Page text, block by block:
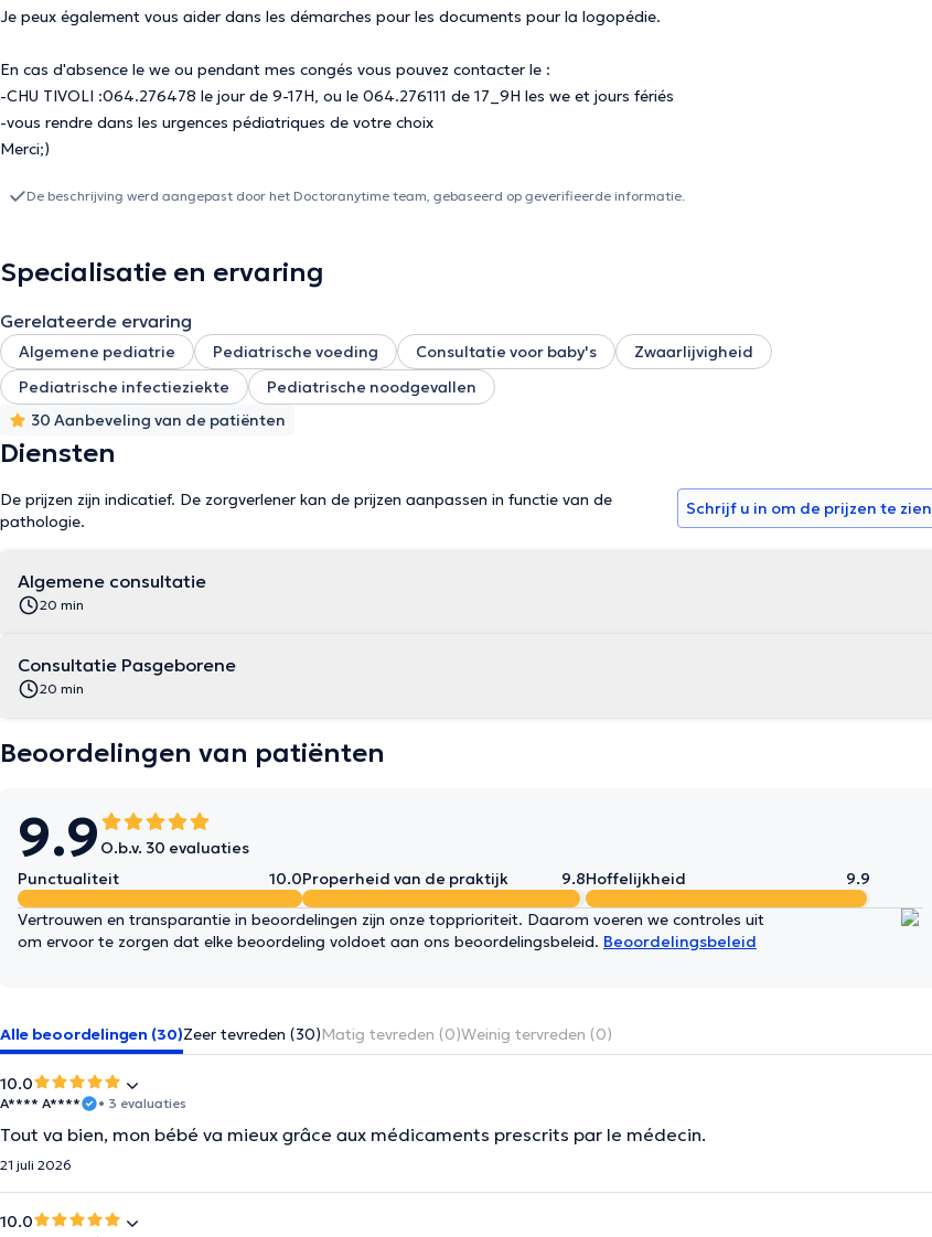
Je peux également vous aider dans les démarches pour les documents pour la logopédie.
En cas d'absence le we ou pendant mes congés vous pouvez contacter le :
-CHU TIVOLI :064.276478 le jour de 9-17H, ou le 064.276111 de 17_9H les we et jours fériés
-vous rendre dans les urgences pédiatriques de votre choix
Merci;)
De beschrijving werd aangepast door het Doctoranytime team, gebaseerd op geverifieerde informatie.
Specialisatie en ervaring
Gerelateerde ervaring
Algemene pediatrie Pediatrische voeding Consultatie voor baby's
Zwaarlijvigheid
Pediatrische infectieziekte
Pediatrische noodgevallen
30 Aanbeveling van de patiënten
Diensten
De prijzen zijn indicatief. De zorgverlener kan de prijzen aanpassen in functie van de
pathologie.
Schrijf u in om de prijzen te zien
Algemene consultatie
20 min
Consultatie Pasgeborene
20 min
Beoordelingen van patiënten
9.9 O.b.v. 30 evaluaties
Punctualiteit
10.0Properheid van de praktijk 9.8Hoffelijkheid 9.9
Vertrouwen en transparantie in beoordelingen zijn onze topprioriteit. Daarom voeren we controles uit
om ervoor te zorgen dat elke beoordeling voldoet aan ons beoordelingsbeleid. Beoordelingsbeleid
Alle beoordelingen (30)Zeer tevreden (30)Matig tevreden (0)Weinig tervreden (0)
10.0
A**** A**** • 3 evaluaties
Tout va bien, mon bébé va mieux grâce aux médicaments prescrits par le médecin.
21 juli 2026
10.0